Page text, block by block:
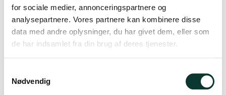
for sociale medier, annonceringspartnere og
analysepartnere. Vores partnere kan kombinere disse
data med andre oplysninger, du har givet dem, eller som
de har indsamlet fra din brug af deres tjenester.
Nødvendig
Danmark
Telefonnr.
+45 228 228 00